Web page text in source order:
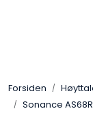
Forsiden
Sonance
SONOS